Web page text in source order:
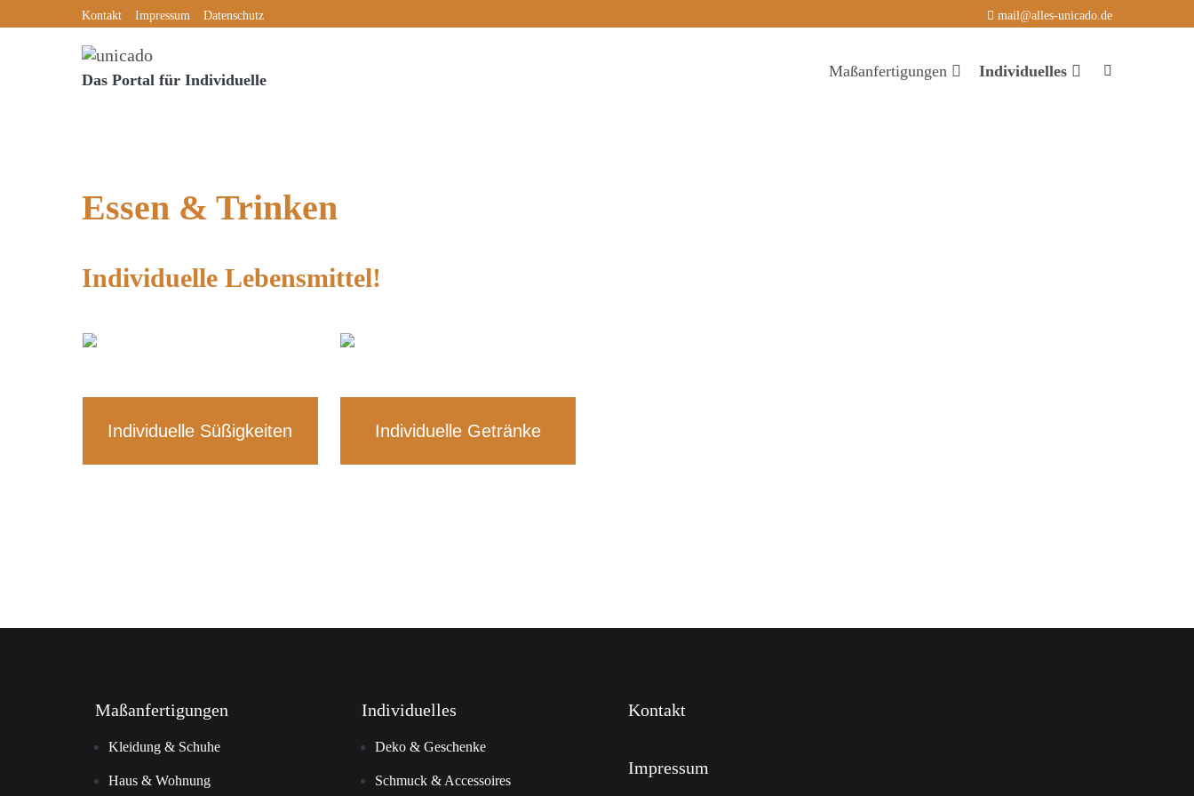
to
Kontakt Impressum Datenschutz mail@alles-unicado.de
Das Portal für Individuelle
Maßanfertigungen Individuelles
Essen & Trinken
Individuelle Lebensmittel!
Individuelle Süßigkeiten Individuelle Getränke
Maßanfertigungen
Kleidung & Schuhe
Haus & Wohnung
Individuelles
Deko & Geschenke
Schmuck & Accessoires
Kontakt
Impressum